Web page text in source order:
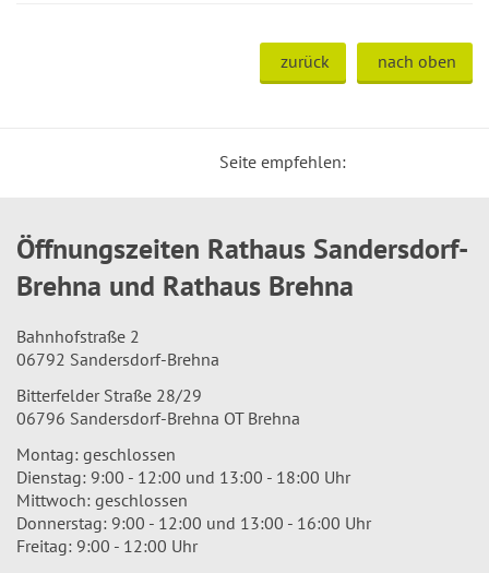
zurück nach oben
Seite empfehlen:
Öffnungszeiten Rathaus Sandersdorf-
Brehna und Rathaus Brehna
Bahnhofstraße 2
06792 Sandersdorf-Brehna
Bitterfelder Straße 28/29
06796 Sandersdorf-Brehna OT Brehna
Montag: geschlossen
Dienstag: 9:00 - 12:00 und 13:00 - 18:00 Uhr
Mittwoch: geschlossen
Donnerstag: 9:00 - 12:00 und 13:00 - 16:00 Uhr
Freitag: 9:00 - 12:00 Uhr